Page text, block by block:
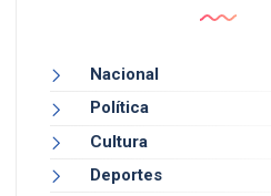
Nacional
Política
Cultura
Deportes